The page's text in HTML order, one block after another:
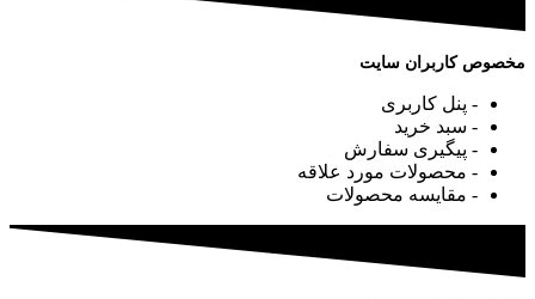
مخصوص کاربران سایت
- پنل کاربری
- سبد خرید
- پیگیری سفارش
- محصولات مورد علاقه
- مقایسه محصولات